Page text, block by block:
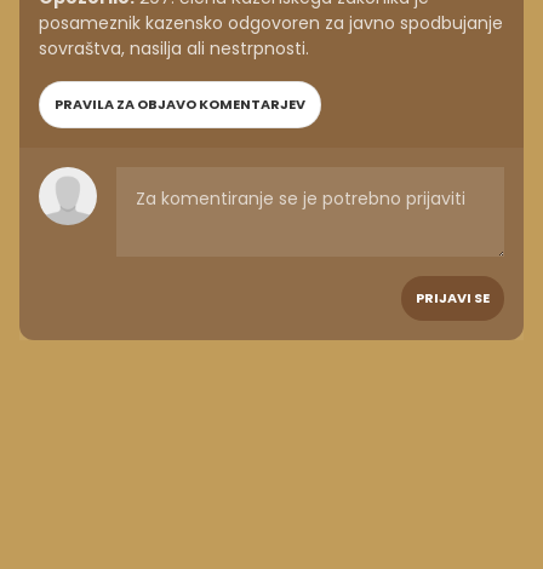
posameznik kazensko odgovoren za javno spodbujanje
sovraštva, nasilja ali nestrpnosti.
PRAVILA ZA OBJAVO KOMENTARJEV
PRIJAVI SE